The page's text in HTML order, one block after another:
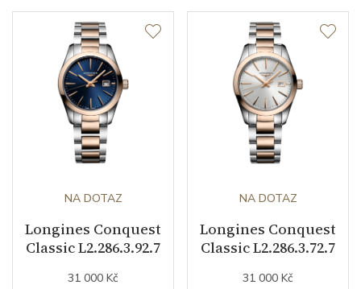
NA DOTAZ
Longines Conquest
Classic L2.286.3.92.7
31 000 Kč
NA DOTAZ
Longines Conquest
Classic L2.286.3.72.7
31 000 Kč